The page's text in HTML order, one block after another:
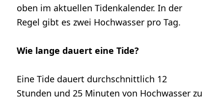
oben im aktuellen Tidenkalender. In der
Regel gibt es zwei Hochwasser pro Tag.
Wie lange dauert eine Tide?
Eine Tide dauert durchschnittlich 12
Stunden und 25 Minuten von Hochwasser zu